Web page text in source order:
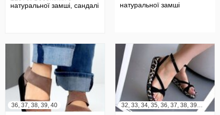
натуральної замші, сандалі
натуральної замші
36, 37, 38, 39, 40 32, 33, 34, 35, 36, 37, 38, 39, 40, 41